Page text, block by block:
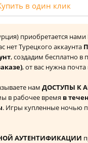
в один клик
приобретается нами
нет Турецкого аккаунта
, создадим бесплатно в
, от вас нужна почта
нам ДОСТУПЫ К
в рабочее время в
. Игры купленные ночью
АУТЕНТИФИКАЦИИ